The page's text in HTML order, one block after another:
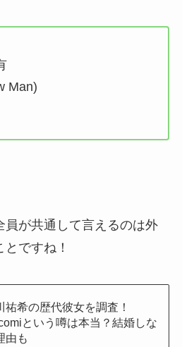
Man)
員が共通して言えるのは外
ですね！
祐希の歴代彼女を調査！
という噂は本当？結婚しな
由も